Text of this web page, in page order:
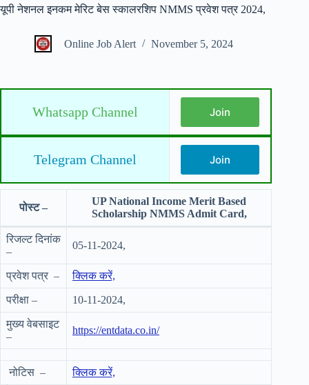
यूपी नेशनल इनकम मेरिट बेस स्कालरशिप NMMS प्रवेश पत्र 2024,
Online Job Alert November 5, 2024
Whatsapp Channel Join
Telegram Channel Join
पोस्ट –
UP National Income Merit Based
Scholarship NMMS Admit Card,
रिजल्ट दिनांक
–
05-11-2024,
प्रवेश पत्र – क्लिक करें,
परीक्षा – 10-11-2024,
मुख्य वेबसाइट
–
https://entdata.co.in/
नोटिस –
क्लिक करें,